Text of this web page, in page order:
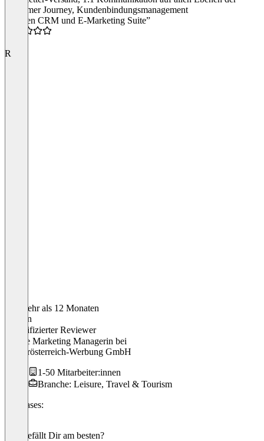
Customer Journey, Kundenbindungsmanagement
“Wilken CRM und E-Marketing Suite”
R
Vor mehr als 12 Monaten
Roman
Verifizierter Reviewer
Online Marketing Managerin bei
Niederösterreich-Werbung GmbH
1-50 Mitarbeiter:innen
Branche: Leisure, Travel & Tourism
Use cases:
Was gefällt Dir am besten?